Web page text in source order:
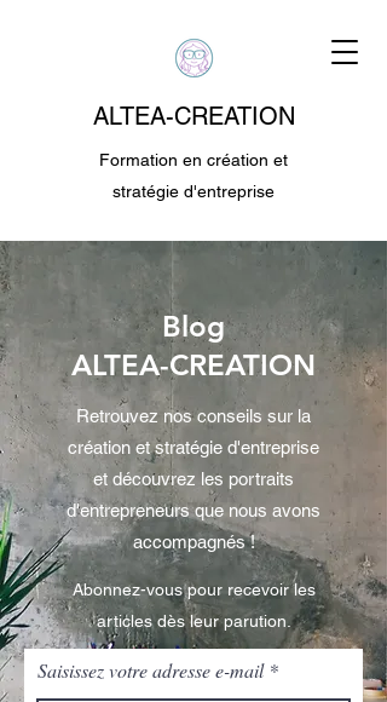
ALTEA-CREATION
Formation en création et
stratégie d'entreprise
Blog
ALTEA-CREATION
Retrouvez nos conseils sur la
création et stratégie d'entreprise
et découvrez les portraits
d'entrepreneurs que nous avons
accompagnés !
Abonnez-vous pour recevoir les
articles dès leur parution.
Saisissez votre adresse e-mail